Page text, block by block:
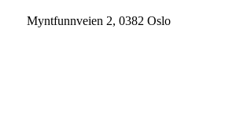
Myntfunnveien 2, 0382 Oslo